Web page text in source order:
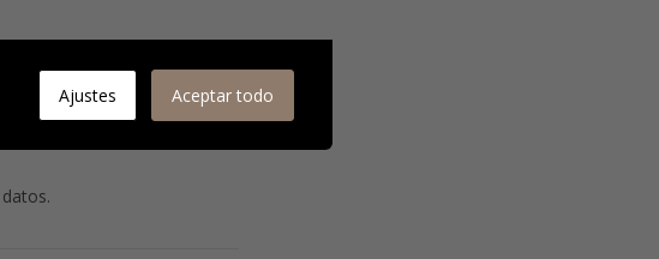
Ajustes Aceptar todo